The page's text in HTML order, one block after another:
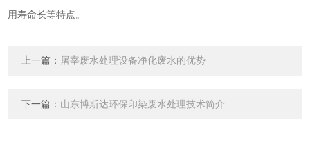
用寿命长等特点。
上一篇： 屠宰废水处理设备净化废水的优势
下一篇： 山东博斯达环保印染废水处理技术简介